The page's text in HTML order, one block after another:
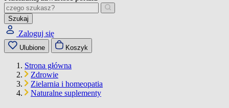
Szukaj
Zaloguj się
Ulubione Koszyk
Strona główna
Zdrowie
Zielarnia i homeopatia
Naturalne suplementy